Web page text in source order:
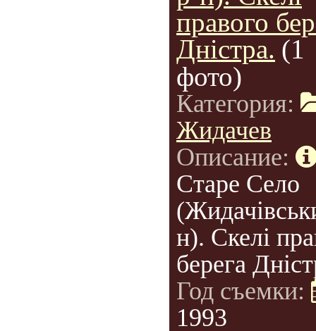
правого
Дністра. (1
фото)
Категория:
Жидачев
Описание:
Старе Село
н). Скелі
берега
Год съемки:
1993